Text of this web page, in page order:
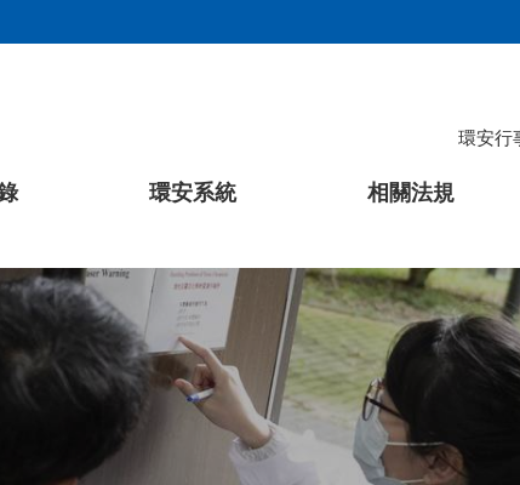
環安行
環安系統 相關法規